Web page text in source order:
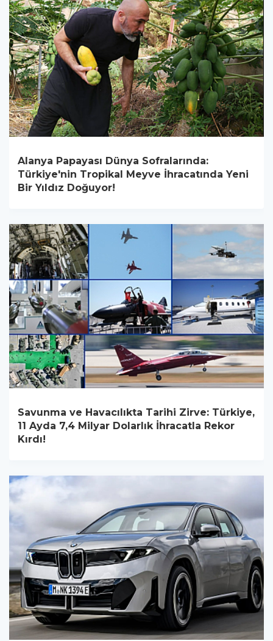
Alanya Papayası Dünya Sofralarında:
Türkiye'nin Tropikal Meyve İhracatında Yeni
Bir Yıldız Doğuyor!
Savunma ve Havacılıkta Tarihi Zirve: Türkiye,
11 Ayda 7,4 Milyar Dolarlık İhracatla Rekor
Kırdı!